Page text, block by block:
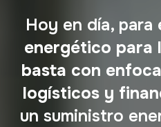
Hoy en día, para
energético para
basta con
logísticos y
un suministro